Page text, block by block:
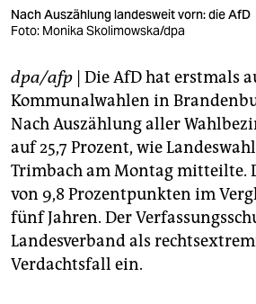
verlag
shop
fragen & hilfe
unterstützen
abo
genossenschaft
epaper login
Nach Auszählung landesweit vorn: die AfD
Foto: Monika Skolimowska/dpa
dpa/afp | Die AfD hat erstmals
Kommunalwahlen in
Nach Auszählung aller
auf 25,7 Prozent, wie
Trimbach am Montag mitteilte.
von 9,8 Prozentpunkten im
fünf Jahren. Der
Landesverband als
Verdachtsfall ein.